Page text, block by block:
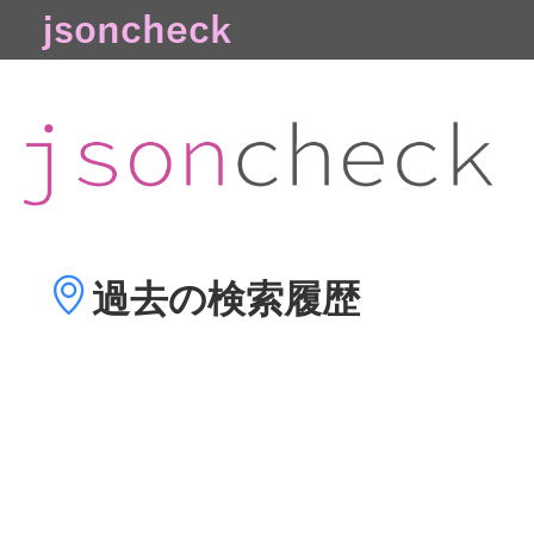
過去の検索履歴